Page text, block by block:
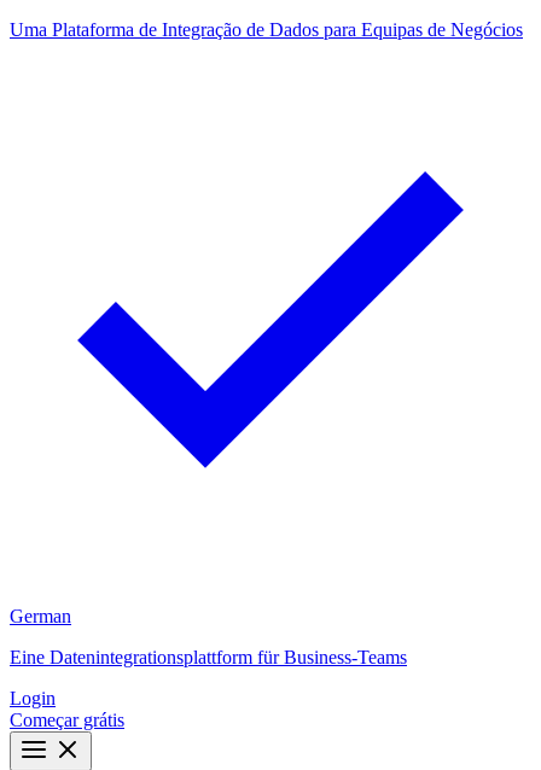
Uma Plataforma de Integração de Dados para Equipas de Negócios
German
Eine Datenintegrationsplattform für Business-Teams
Login
Começar grátis